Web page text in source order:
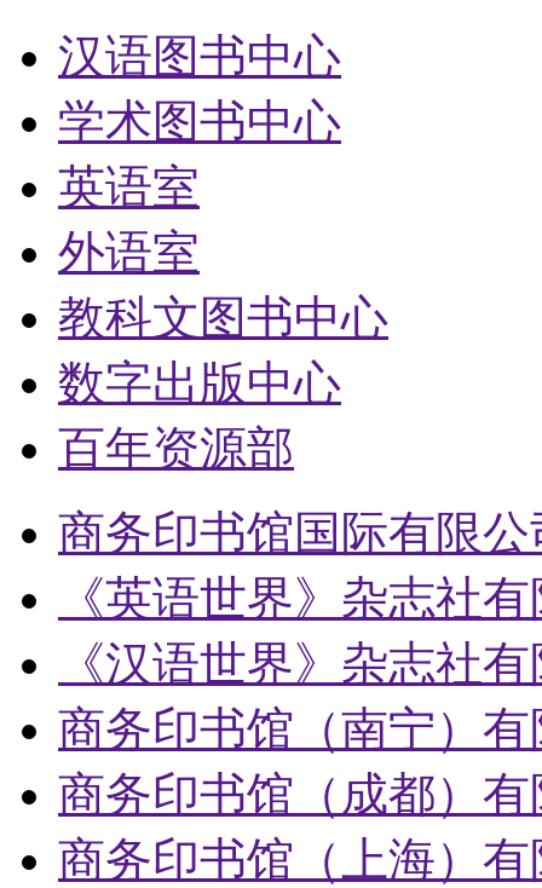
汉语图书中心
学术图书中心
英语室
外语室
教科文图书中心
数字出版中心
百年资源部
商务印书馆国际有限公
《英语世界》杂志社
《汉语世界》杂志社
商务印书馆（南宁）
商务印书馆（成都）
商务印书馆（上海）